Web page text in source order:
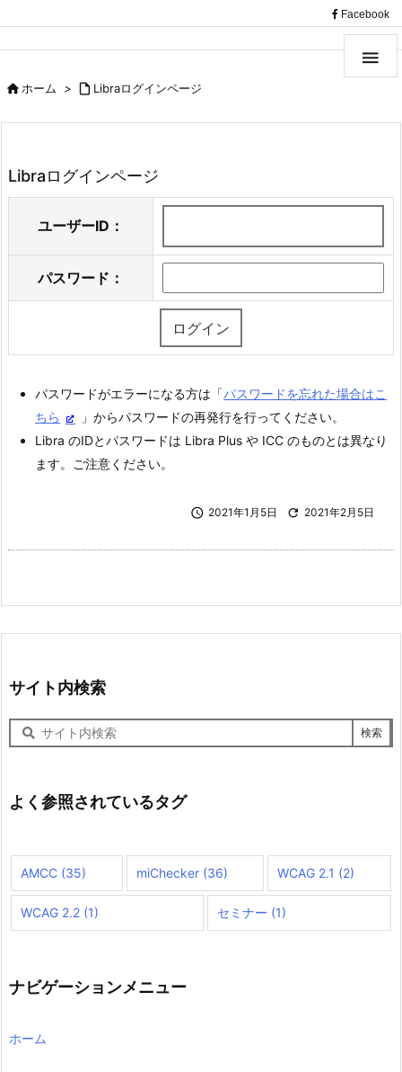
Facebook

ホーム >  Libraログインページ
Libraログインページ
ユーザーID：
パスワード：
パスワードがエラーになる方は「パスワードを忘れた場合はこ
ちら
」からパスワードの再発行を行ってください。
Libra のIDとパスワードは Libra Plus や ICC のものとは異なり
ます。ご注意ください。
 2021年1月5日  2021年2月5日
サイト内検索
サ
イ
検
索
よく参照されているタグ
AMCC (35) miChecker(36) WCAG 2.1 (2)
WCAG 2.2 (1) セミナー (1)
ナビゲーションメニュー
ホーム